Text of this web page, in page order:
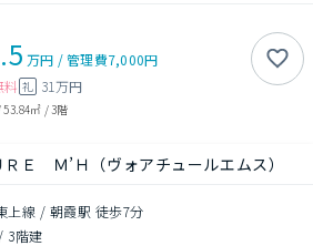
万円 /管理費7,000円
料 礼 31万円
53.84㎡ /3階
Ｅ Ｍ’Ｈ（ヴォアチュールエムス）
上線 / 朝霞駅 徒歩7分
/ 3階建